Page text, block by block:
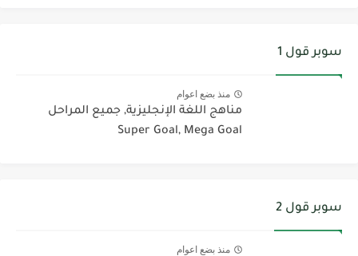
سوبر قول 1
منذ بضع اعوام
مناهج اللغة الإنجليزية, جميع المراحل
Super Goal, Mega Goal
سوبر قول 2
منذ بضع اعوام